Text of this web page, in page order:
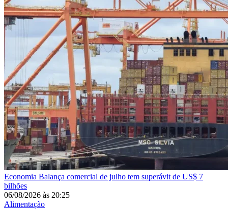
Economia Balança comercial de julho tem superávit de US$ 7
bilhões
06/08/2026 às 20:25
Alimentação